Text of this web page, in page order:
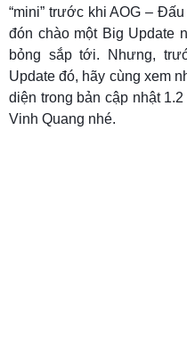
“mini” trước khi AOG –
đón chào một Big Update
bỏng sắp tới. Nhưng,
Update đó, hãy cùng xem
diện trong bản cập nhật
Vinh Quang nhé.